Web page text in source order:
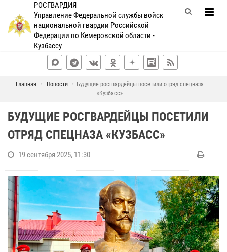
РОСГВАРДИЯ
Управление Федеральной службы войск
национальной гвардии Российской
Федерации по Кемеровской области -
Кузбассу
Главная Новости
Будущие росгвардейцы посетили отряд спецназа
«Кузбасс»
БУДУЩИЕ РОСГВАРДЕЙЦЫ ПОСЕТИЛИ
ОТРЯД СПЕЦНАЗА «КУЗБАСС»
19 сентября 2025, 11:30